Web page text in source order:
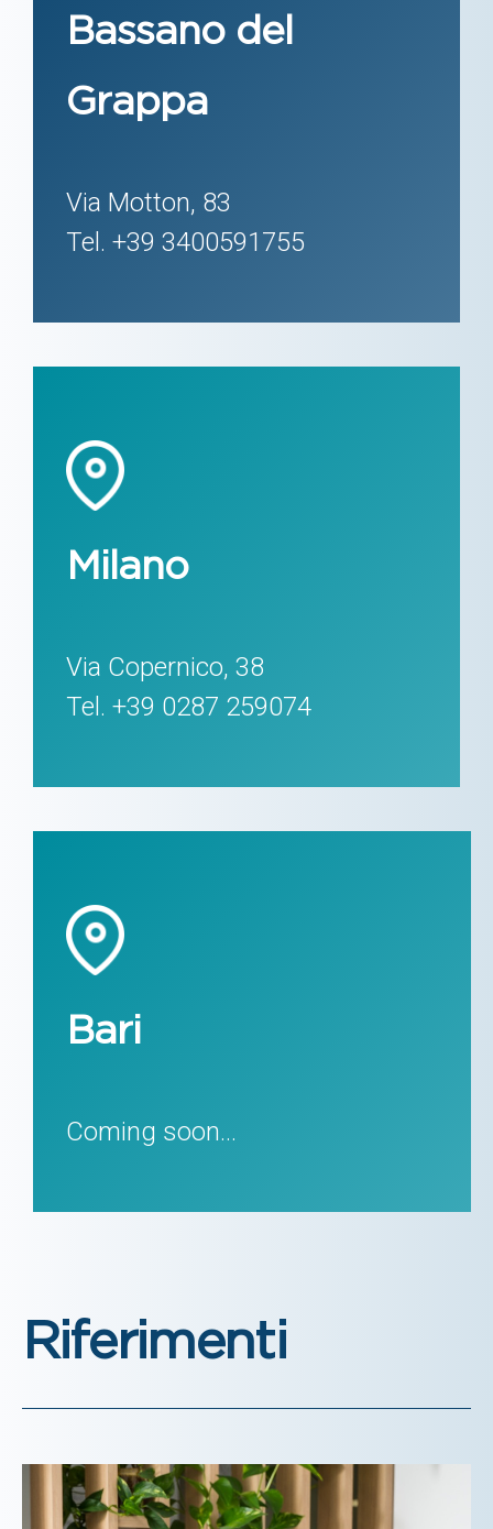
Bassano del
Grappa
Via Motton, 83
Tel. +39 3400591755
Milano
Via Copernico, 38
Tel. +39 0287 259074
Bari
Coming soon...
Riferimenti